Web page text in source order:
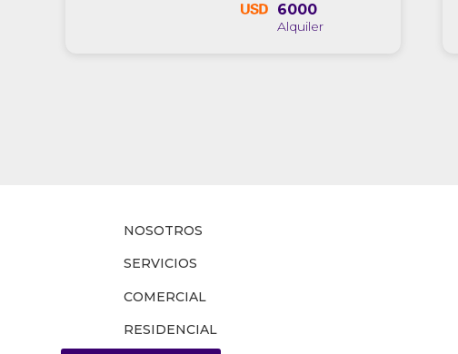
6000
NOSOTROS
SERVICIOS
COMERCIAL
RESIDENCIAL